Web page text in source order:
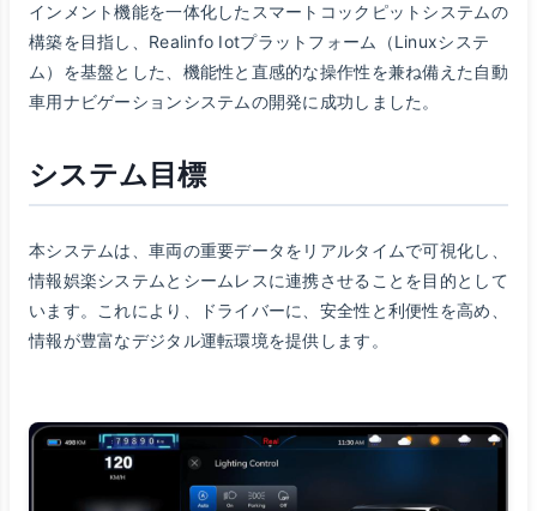
インメント機能を一体化したスマートコックピットシステムの
構築を目指し、Realinfo Iotプラットフォーム（Linuxシステ
ム）を基盤とした、機能性と直感的な操作性を兼ね備えた自動
車用ナビゲーションシステムの開発に成功しました。
システム目標
本システムは、車両の重要データをリアルタイムで可視化し、
情報娯楽システムとシームレスに連携させることを目的として
います。これにより、ドライバーに、安全性と利便性を高め、
情報が豊富なデジタル運転環境を提供します。